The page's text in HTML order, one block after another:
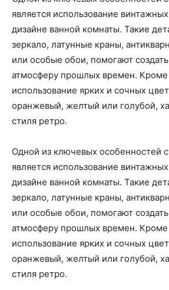
является использование
дизайне ванной комнаты. Такие
зеркало, латунные краны,
или особые обои, помогают
атмосферу прошлых времен. Кроме
использование ярких и сочных
оранжевый, желтый или голубой,
стиля ретро.
Одной из ключевых особенностей
является использование
дизайне ванной комнаты. Такие
зеркало, латунные краны,
или особые обои, помогают
атмосферу прошлых времен. Кроме
использование ярких и сочных
оранжевый, желтый или голубой,
стиля ретро.